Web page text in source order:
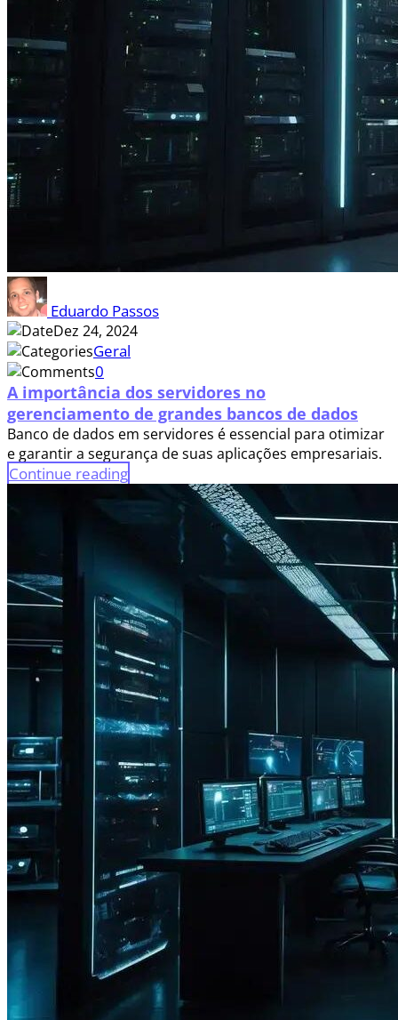
Eduardo Passos
Dez 24, 2024
Geral
0
A importância dos servidores no
gerenciamento de grandes bancos de dados
Banco de dados em servidores é essencial para otimizar
e garantir a segurança de suas aplicações empresariais.
Continue reading